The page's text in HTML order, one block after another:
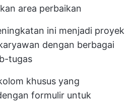
area perbaikan
ini menjadi proyek
dengan berbagai
tugas
khusus yang
formulir untuk